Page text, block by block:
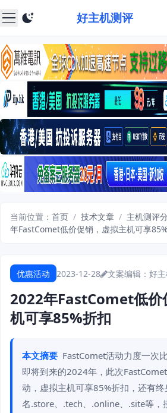
好主机测评
当前位置： 首页 / 技术文章 / 主机测评
年FastComet低价促销，虚拟主机可享
优惠活动 2023-12-28 文案编辑：好
2022年FastComet低价
机可享85%折扣
本文摘要 FastComet活动力度一次
即将到来的2024年，此次
动，虚拟主机可享85%折扣，还有
名.store、.tech、.online、.site等，